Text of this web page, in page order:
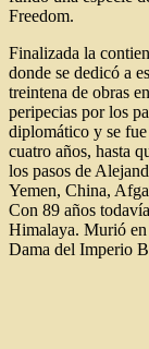
Freedom.
Finalizada la
donde se dedicó a
treintena de obras
peripecias por los
diplomático y se
cuatro años, hasta
los pasos de
Yemen, China,
Con 89 años
Himalaya. Murió en
Dama del Imperio